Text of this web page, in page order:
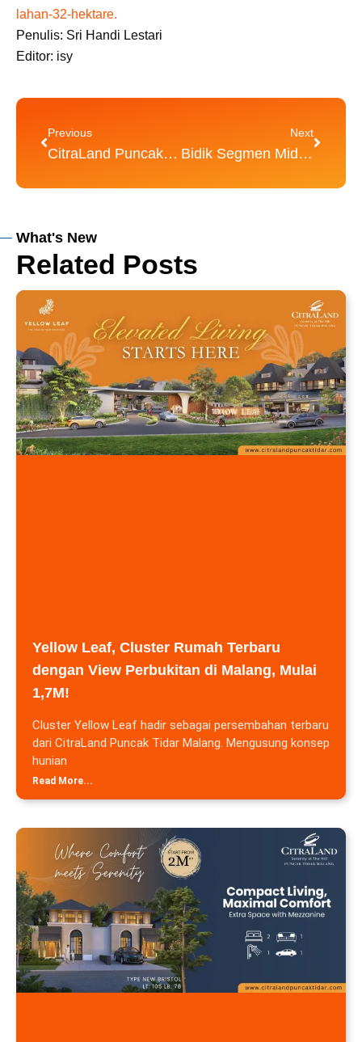
lahan-32-hektare.
Penulis: Sri Handi Lestari
Editor: isy
Previous
CitraLand Puncak Tidar Malang Luncurkan Cluster Blue Aqua
Next
Bidik Segmen Middle Up, Ciputra Kembangkan CitraLand Puncak Tidar Malang
What's New
Related Posts
Yellow Leaf, Cluster Rumah Terbaru
dengan View Perbukitan di Malang, Mulai
1,7M!
Cluster Yellow Leaf hadir sebagai persembahan terbaru
dari CitraLand Puncak Tidar Malang. Mengusung konsep
hunian
Read More...